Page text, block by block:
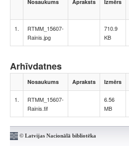
Nosaukums Apraksts Izmērs
1.
RTMM_15607-
Rainis.jpg
710.9
KB
Arhīvdatnes
Nosaukums Apraksts Izmērs
1.
RTMM_15607-
Rainis.tif
6.56
MB
© Latvijas Nacionālā bibliotēka